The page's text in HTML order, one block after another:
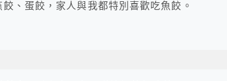
、蛋餃，家人與我都特別喜歡吃魚餃。